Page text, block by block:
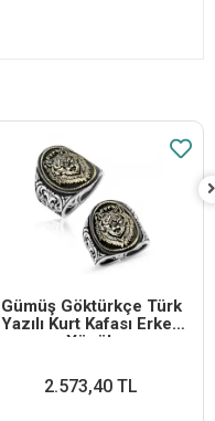
Gümüş Göktürkçe Türk
Yazılı Kurt Kafası Erkek
Yüzük
2.573,40 TL